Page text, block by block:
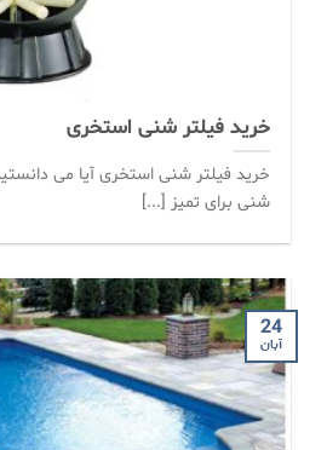
خرید فیلتر شنی استخری
خرید فیلتر شنی استخری آیا می
شنی برای تمیز [...]
24
آبان